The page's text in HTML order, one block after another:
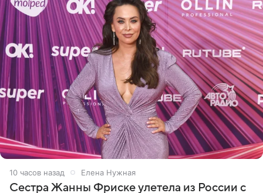
10 часов назад Елена Нужная
Сестра Жанны Фриске улетела из России с